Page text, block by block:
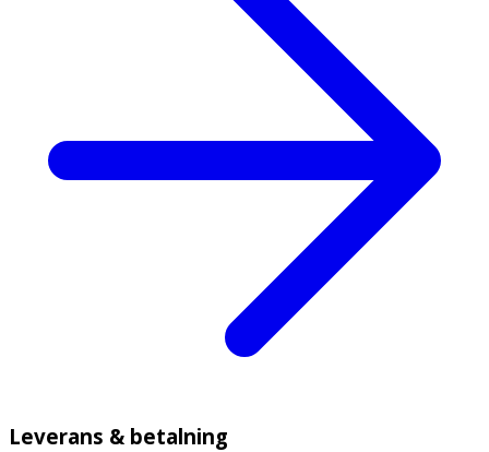
Leverans & betalning